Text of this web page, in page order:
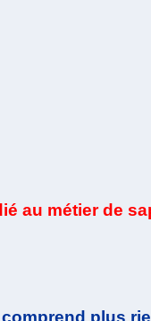
au métier de
plus